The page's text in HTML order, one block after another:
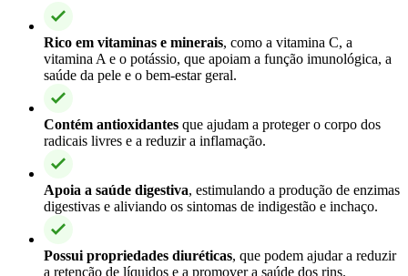
Rico em vitaminas e minerais, como a vitamina C, a
vitamina A e o potássio, que apoiam a função imunológica, a
saúde da pele e o bem-estar geral.
Contém antioxidantes que ajudam a proteger o corpo dos
radicais livres e a reduzir a inflamação.
Apoia a saúde digestiva, estimulando a produção de enzimas
digestivas e aliviando os sintomas de indigestão e inchaço.
Possui propriedades diuréticas, que podem ajudar a reduzir
a retenção de líquidos e a promover a saúde dos rins.